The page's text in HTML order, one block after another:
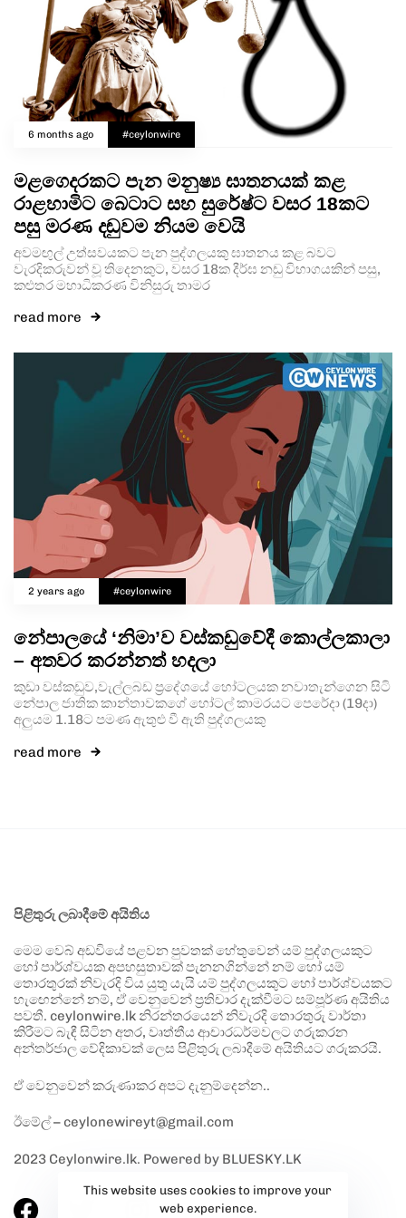
6 months ago #ceylonwire
මළගෙදරකට පැන මනුෂ්‍ය ඝාතනයක් කළ
රාළහාමිට බෙටාට සහ සුරේෂ්ට වසර 18කට
පසු මරණ දඬුවම නියම වෙයි
අවමඟුල් උත්සවයකට පැන පුද්ගලයකු ඝාතනය කළ බවට
වැරදිකරුවන් වූ තිදෙනකුට, වසර 18ක දීර්ඝ නඩු විභාගයකින් පසු,
කළුතර මහාධිකරණ විනිසුරු තාමර
read more
2 years ago #ceylonwire
නේපාලයේ ‘නිමා’ව වස්කඩුවේදී කොල්ලකාලා
– අතවර කරන්නත් හදලා
කුඩා වස්කඩුව,වැල්ලබඩ ප්‍රදේශයේ හෝටලයක නවාතැන්ගෙන සිටි
නේපාල ජාතික කාන්තාවකගේ හෝටල් කාමරයට පෙරේදා (19දා)
අලුයම 1.18ට පමණ ඇතුළු වී ඇති පුද්ගලයකු
read more
පිළිතුරු ලබාදීමේ අයිතිය
මෙම වෙබ් අඩවියේ පළවන පුවතක් හේතුවෙන් යම් පුද්ගලයකුට
හෝ පාර්ශ්වයක අපහසුතාවක් පැනනගින්නේ නම් හෝ යම්
තොරතුරක් නිවැරදි විය යුතු යැයි යම් පුද්ගලයකුට හෝ පාර්ශ්වයකට
හැඟෙන්නේ නම්, ඒ වෙනුවෙන් ප්‍රතිචාර දැක්වීමට සම්පූර්ණ අයිතිය
පවතී. ceylonwire.lk නිරන්තරයෙන් නිවැරදි තොරතුරු වාර්තා
කිරීමට බැඳී සිටින අතර, වෘත්තීය ආචාරධර්මවලට ගරුකරන
අන්තර්ජාල වේදිකාවක් ලෙස පිළිතුරු ලබාදීමේ අයිතියට ගරුකරයි.
ඒ වෙනුවෙන් කරුණාකර අපට දැනුම්දෙන්න..
ඊමේල් – ceylonewireyt@gmail.com
2023 Ceylonwire.lk. Powered by BLUESKY.LK
This website uses cookies to improve your
web experience.